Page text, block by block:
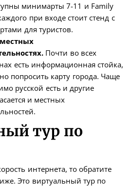
минимарты 7-11 и Family
при входе стоит стенд с
для туристов.
Почти во всех
есть информационная стойка,
попросить карту города. Чаще
русской есть и другие
и местных
тур по
интернета, то обратите
Это виртуальный тур по